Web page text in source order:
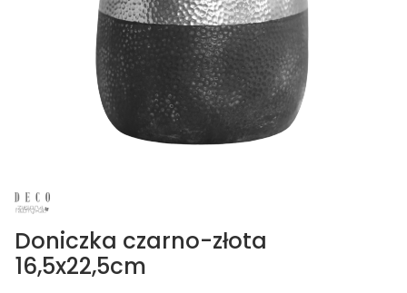
Doniczka czarno-złota
16,5x22,5cm